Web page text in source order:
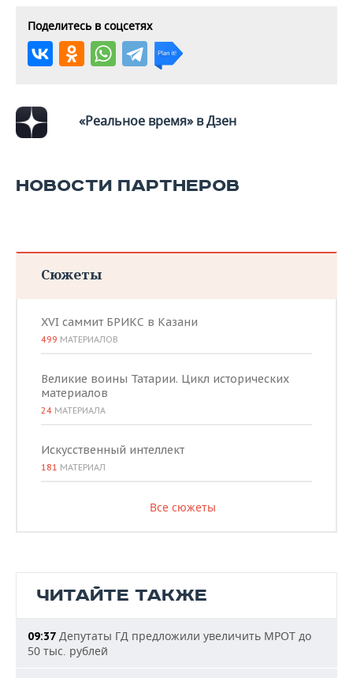
Поделитесь в соцсетях
«Реальное время» в Дзен
НОВОСТИ ПАРТНЕРОВ
Сюжеты
XVI саммит БРИКС в Казани
499 МАТЕРИАЛОВ
Великие воины Татарии. Цикл исторических
материалов
24 МАТЕРИАЛА
Искусственный интеллект
181 МАТЕРИАЛ
Все сюжеты
ЧИТАЙТЕ ТАКЖЕ
09:37 Депутаты ГД предложили увеличить МРОТ до
50 тыс. рублей